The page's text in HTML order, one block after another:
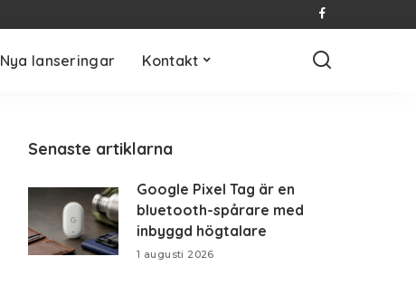
Nya lanseringar Kontakt
Senaste artiklarna
Google Pixel Tag är en
bluetooth-spårare med
inbyggd högtalare
1 augusti 2026